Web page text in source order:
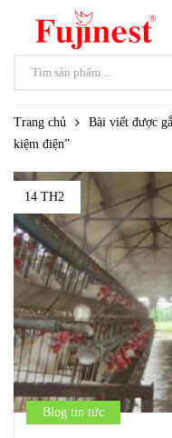
Trang chủ
Bài viết được
kiệm điện”
14 TH2
Blog tin tức